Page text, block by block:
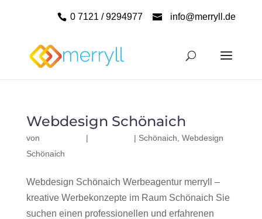
0 7121 / 9294977 info@merryll.de
Webdesign Schönaich
von | | Schönaich Webdesign
Schönaich
Webdesign Schönaich Werbeagentur merryll –
kreative Werbekonzepte im Raum Schönaich Sie
suchen einen professionellen und erfahrenen